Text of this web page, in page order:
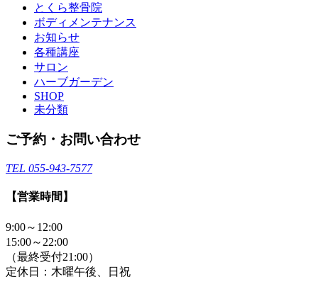
とくら整骨院
ボディメンテナンス
お知らせ
各種講座
サロン
ハーブガーデン
SHOP
未分類
ご予約・お問い合わせ
TEL 055-943-7577
【営業時間】
9:00～12:00
15:00～22:00
（最終受付21:00）
定休日：木曜午後、日祝